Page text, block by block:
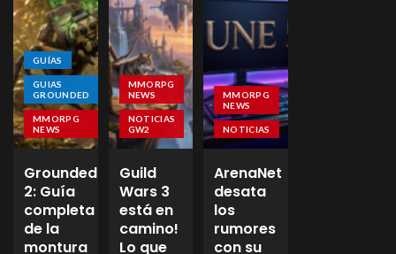
GUÍAS
GUIAS
GROUNDED
MMORPG
NEWS
Grounded
2: Guía
completa
de la
montura
MMORPG
NEWS
NOTICIAS
GW2
Guild
Wars 3
está en
camino!
Lo que
MMORPG
NEWS
NOTICIAS
ArenaNet
desata
los
rumores
con su